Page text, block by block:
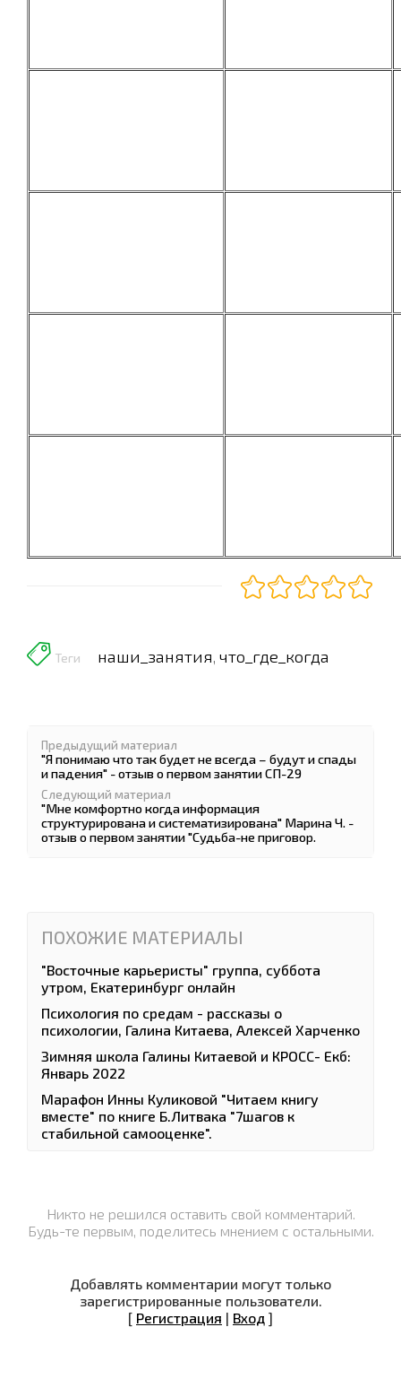
Теги наши_занятия, что_где_когда
Предыдущий материал
"Я понимаю что так будет не всегда – будут и спады
и падения" - отзыв о первом занятии СП-29
Следующий материал
"Мне комфортно когда информация
структурирована и систематизирована" Марина Ч. -
отзыв о первом занятии "Судьба-не приговор.
ПОХОЖИЕ МАТЕРИАЛЫ
"Восточные карьеристы" группа, суббота
утром, Екатеринбург онлайн
Психология по средам - рассказы о
психологии, Галина Китаева, Алексей Харченко
Зимняя школа Галины Китаевой и КРОСС- Екб:
Январь 2022
Марафон Инны Куликовой "Читаем книгу
вместе" по книге Б.Литвака "7шагов к
стабильной самооценке".
Никто не решился оставить свой комментарий.
Будь-те первым, поделитесь мнением с остальными.
Добавлять комментарии могут только
зарегистрированные пользователи.
[ Регистрация | Вход ]